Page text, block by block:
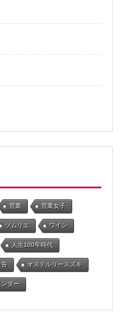
営業 営業女子
ソムリエ ワイン
人生100年時代
告 オステルリースズキ
ンダー